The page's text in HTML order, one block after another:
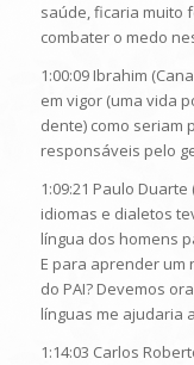
saúde, ficaria muito
combater o medo
1:00:09 Ibrahim
em vigor (uma vida
dente) como seriam
responsáveis pelo
1:09:21 Paulo
idiomas e dialetos
língua dos homens
E para aprender um
do PAI? Devemos
línguas me ajudaria
1:14:03 Carlos